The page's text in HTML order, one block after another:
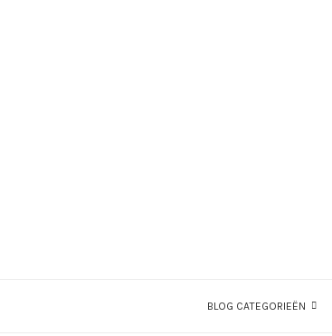
BLOG CATEGORIEËN